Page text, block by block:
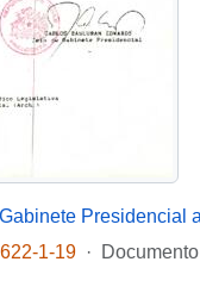
1-19 · Documento